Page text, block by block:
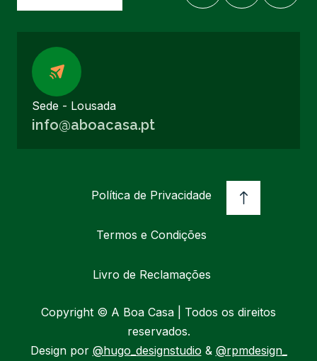
Sede - Lousada
info@aboacasa.pt
Política de Privacidade
Termos e Condições
Livro de Reclamações
Copyright © A Boa Casa | Todos os direitos
reservados.
Design por @hugo_designstudio & @rpmdesign_